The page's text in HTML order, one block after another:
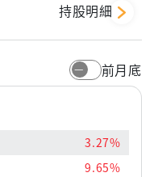
持股明細
前月底
3.27%
9.65%